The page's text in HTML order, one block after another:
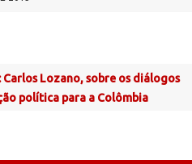
Carlos Lozano, sobre os diálogos
política para a Colômbia